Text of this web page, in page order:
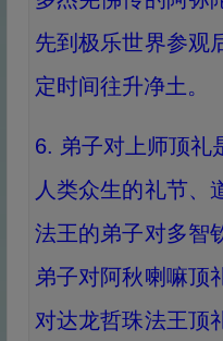
先到极乐世界参观
定时间往升净土。
6. 弟子对上师顶礼
人类众生的礼节、
法王的弟子对多智
弟子对阿秋喇嘛顶
对达龙哲珠法王顶